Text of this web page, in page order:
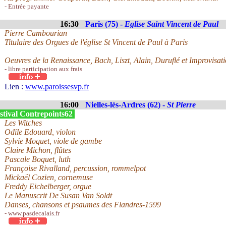
- Entrée payante
16:30 Paris (75) - Eglise Saint Vincent de Paul
Pierre Cambourian
Titulaire des Orgues de l'église St Vincent de Paul à Paris
Oeuvres de la Renaissance, Bach, Liszt, Alain, Duruflé et
- libre participation aux frais
Lien : www.paroissesvp.fr
16:00 Nielles-lès-Ardres (62) - St Pierre
Contrepoints62
Les Witches
Odile Edouard, violon
Sylvie Moquet, viole de gambe
Claire Michon, flûtes
Pascale Boquet, luth
Françoise Rivalland, percussion, rommelpot
Mickaël Cozien, cornemuse
Freddy Eichelberger, orgue
Le Manuscrit De Susan Van Soldt
Danses, chansons et psaumes des Flandres-1599
- www.pasdecalais.fr